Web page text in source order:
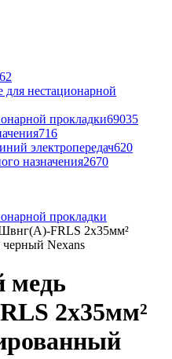
нестационарной
прокладки69035
716
электропередач620
назначения2670
прокладки
FRLS 2x35мм²
Nexans
медь
2x35мм²